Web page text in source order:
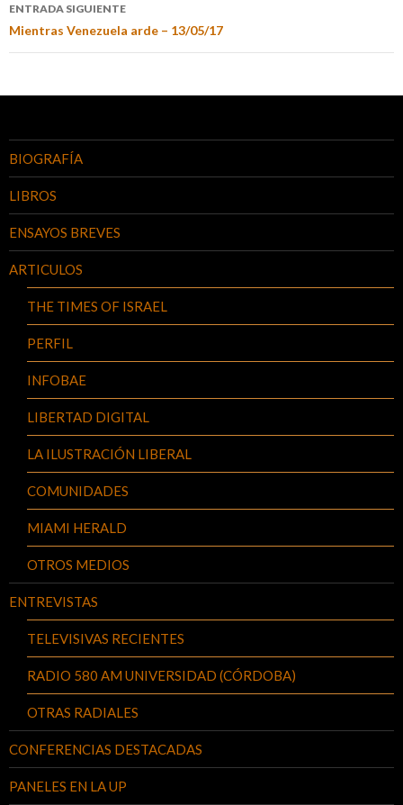
ENTRADA SIGUIENTE
Mientras Venezuela arde – 13/05/17
BIOGRAFÍA
LIBROS
ENSAYOS BREVES
ARTICULOS
THE TIMES OF ISRAEL
PERFIL
INFOBAE
LIBERTAD DIGITAL
LA ILUSTRACIÓN LIBERAL
COMUNIDADES
MIAMI HERALD
OTROS MEDIOS
ENTREVISTAS
TELEVISIVAS RECIENTES
RADIO 580 AM UNIVERSIDAD (CÓRDOBA)
OTRAS RADIALES
CONFERENCIAS DESTACADAS
PANELES EN LA UP